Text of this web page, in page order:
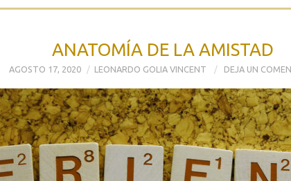
ANATOMÍA DE LA AMISTAD
AGOSTO 17, 2020 LEONARDO GOLIA VINCENT DEJA UN